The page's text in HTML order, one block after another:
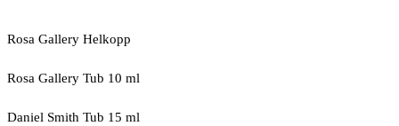
Rosa Gallery Helkopp
Rosa Gallery Tub 10 ml
Daniel Smith Tub 15 ml